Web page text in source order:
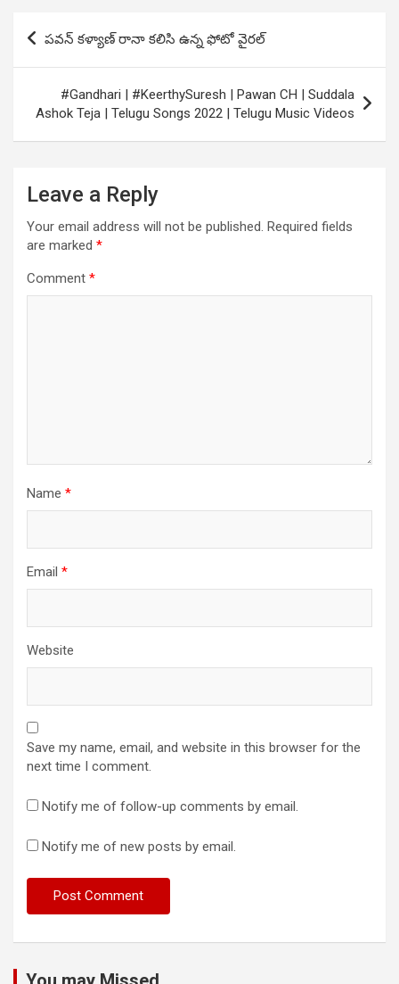
Post
navigation
పవన్ కళ్యాణ్ రానా కలిసి ఉన్న ఫోటో వైరల్
#Gandhari | #KeerthySuresh | Pawan CH | Suddala
Ashok Teja | Telugu Songs 2022 | Telugu Music Videos
Leave a Reply
Your email address will not be published. Required fields
are marked *
Comment *
Name *
Email *
Website
Save my name, email, and website in this browser for the
next time I comment.
Notify me of follow-up comments by email.
Notify me of new posts by email.